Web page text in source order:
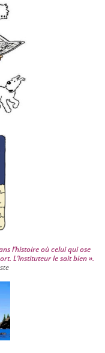
l’his­toire où celui qui ose
L’instituteur le sait bien ».